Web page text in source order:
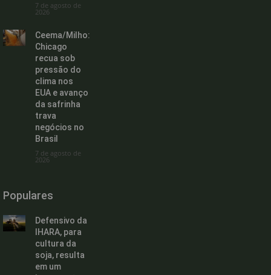
7 de agosto de
2026
Ceema/Milho:
Chicago
recua sob
pressão do
clima nos
EUA e avanço
da safrinha
trava
negócios no
Brasil
7 de agosto de
2026
Populares
Defensivo da
IHARA, para
cultura da
soja, resulta
em um